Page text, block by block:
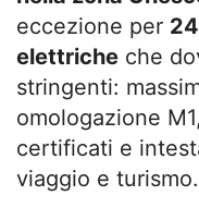
eccezione per
elettriche che
stringenti:
omologazione
certificati e
viaggio e turismo.